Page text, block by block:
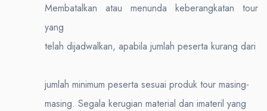
Membatalkan atau menunda keberangkatan tour
yang
telah dijadwalkan, apabila jumlah peserta kurang dari
jumlah minimum peserta sesuai produk tour masing-
masing. Segala kerugian material dan imateril yang